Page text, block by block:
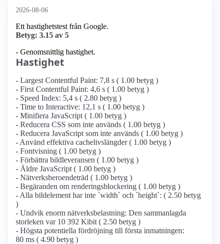
2026-08-06
Ett hastighetstest från Google.
Betyg: 3.15 av 5
- Genomsnittlig hastighet.
Hastighet
- Largest Contentful Paint: 7,8 s ( 1.00 betyg )
- First Contentful Paint: 4,6 s ( 1.00 betyg )
- Speed Index: 5,4 s ( 2.80 betyg )
- Time to Interactive: 12,1 s ( 1.00 betyg )
- Minifiera JavaScript ( 1.00 betyg )
- Reducera CSS som inte används ( 1.00 betyg )
- Reducera JavaScript som inte används ( 1.00 betyg )
- Använd effektiva cachelivslängder ( 1.00 betyg )
- Fontvisning ( 1.00 betyg )
- Förbättra bildleveransen ( 1.00 betyg )
- Äldre JavaScript ( 1.00 betyg )
- Nätverksberoendeträd ( 1.00 betyg )
- Begäranden om renderingsblockering ( 1.00 betyg )
- Alla bildelement har inte `width` och `height`: ( 2.50 betyg
)
- Undvik enorm nätverksbelastning: Den sammanlagda
storleken var 10 392 Kibit ( 2.50 betyg )
- Högsta potentiella fördröjning till första inmatningen:
80 ms ( 4.90 betyg )